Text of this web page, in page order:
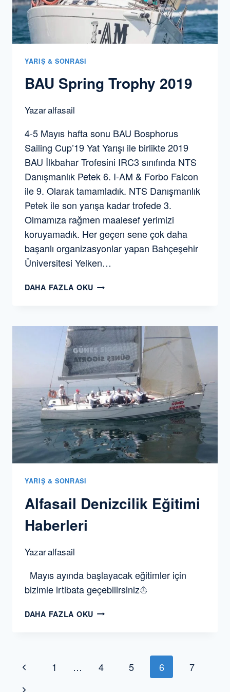
YARIŞ & SONRASI
BAU Spring Trophy 2019
Yazaralfasail
4-5 Mayıs hafta sonu BAU Bosphorus
Sailing Cup’19 Yat Yarışı ile birlikte 2019
BAU İlkbahar Trofesini IRC3 sınıfında NTS
Danışmanlık Petek 6. I-AM & Forbo Falcon
ile 9. Olarak tamamladık. NTS Danışmanlık
Petek ile son yarışa kadar trofede 3.
Olmamıza rağmen maalesef yerimizi
koruyamadık. Her geçen sene çok daha
başarılı organizasyonlar yapan Bahçeşehir
Üniversitesi Yelken…
DAHA FAZLA OKU BAU
YARIŞ & SONRASI
Alfasail Denizcilik Eğitimi
Haberleri
Yazaralfasail
Mayıs ayında başlayacak eğitimler için
bizimle irtibata geçebilirsiniz⛵
DAHA FAZLA OKU ALFASAIL
Page
navigation
Önceki
Yazı
1 … 4 5 6
7
Sonraki